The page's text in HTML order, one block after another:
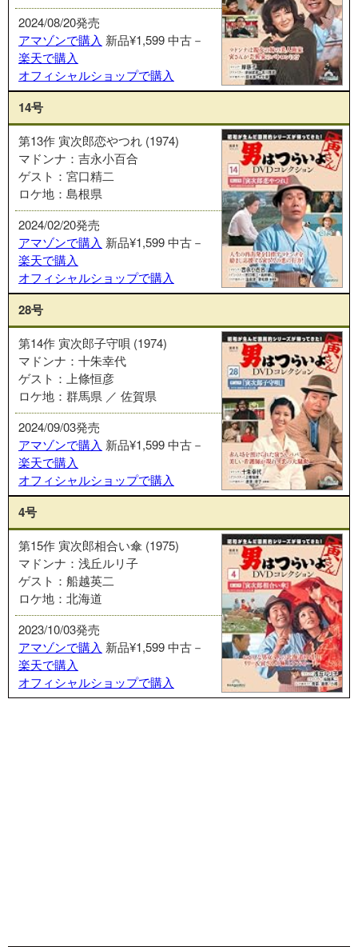
2024/08/20発売
アマゾンで購入 新品¥1,599中古－
楽天で購入
オフィシャルショップで購入
14号
第13作 寅次郎恋やつれ (1974)
マドンナ：吉永小百合
ゲスト：宮口精二
ロケ地：島根県
2024/02/20発売
アマゾンで購入 新品¥1,599中古－
楽天で購入
オフィシャルショップで購入
28号
第14作 寅次郎子守唄 (1974)
マドンナ：十朱幸代
ゲスト：上條恒彦
ロケ地：群馬県 ／ 佐賀県
2024/09/03発売
アマゾンで購入 新品¥1,599中古－
楽天で購入
オフィシャルショップで購入
4号
第15作 寅次郎相合い傘 (1975)
マドンナ：浅丘ルリ子
ゲスト：船越英二
ロケ地：北海道
2023/10/03発売
アマゾンで購入 新品¥1,599中古－
楽天で購入
オフィシャルショップで購入